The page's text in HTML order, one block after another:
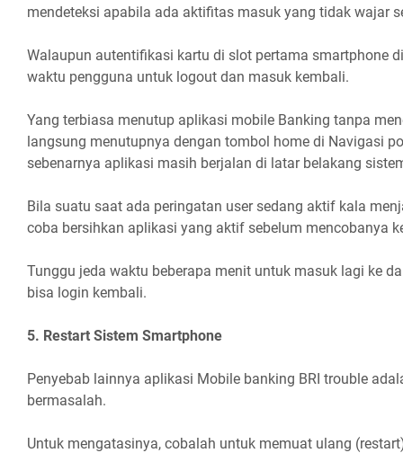
mendeteksi apabila ada aktifitas masuk yang tidak wajar
Walaupun autentifikasi kartu di slot pertama smartphone
waktu pengguna untuk logout dan masuk kembali.
Yang terbiasa menutup aplikasi mobile Banking tanpa
langsung menutupnya dengan tombol home di Navigasi
sebenarnya aplikasi masih berjalan di latar belakang
Bila suatu saat ada peringatan user sedang aktif kala
coba bersihkan aplikasi yang aktif sebelum mencobanya
Tunggu jeda waktu beberapa menit untuk masuk lagi ke
bisa login kembali.
5. Restart Sistem Smartphone
Penyebab lainnya aplikasi Mobile banking BRI trouble
bermasalah.
Untuk mengatasinya, cobalah untuk memuat ulang